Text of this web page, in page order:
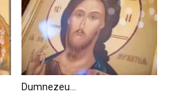
Dumnezeu…